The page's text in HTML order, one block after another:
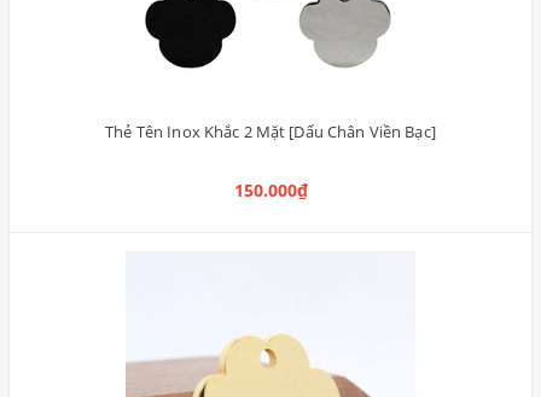
Thẻ Tên Inox Khắc 2 Mặt [Dấu Chân Viền Bạc]
150.000₫